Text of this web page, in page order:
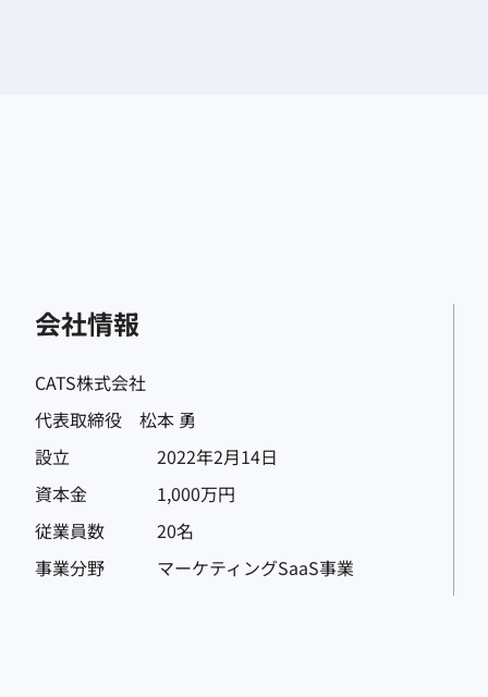
会社情報
CATS株式会社
代表取締役 松本 勇
設立
2022年2月14日
資本金
1,000万円
従業員数
20名
事業分野
マーケティングSaaS事業